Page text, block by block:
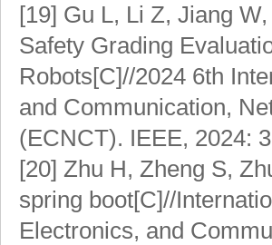
[19] Gu L, Li Z, Jiang
Safety Grading
Robots[C]//2024 6th
and Communication,
(ECNCT). IEEE, 2024:
[20] Zhu H, Zheng S,
spring boot[C]//
Electronics, and